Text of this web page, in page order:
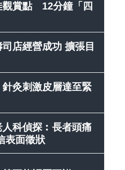
觀賞點 12分鐘「四
店經營成功 擴張目
針灸刺激皮層達至緊
人科偵探︰長者頭痛
表面徵狀